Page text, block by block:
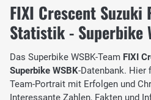
FIXI Crescent
Statistik - Superbike
Das Superbike WSBK-Team FIXI
Superbike WSBK-Datenbank. Hier
Team-Portrait mit Erfolgen und
Interessante Zahlen, Fakten und